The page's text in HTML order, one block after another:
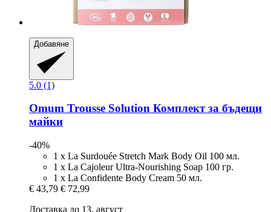
Добавяне
5.0 (1)
Omum Trousse Solution Комплект за бъдещи
майки
-40%
1 x La Surdouée Stretch Mark Body Oil 100 мл.
1 x La Cajoleur Ultra-Nourishing Soap 100 гр.
1 x La Confidente Body Cream 50 мл.
€ 43,79 € 72,99
Доставка до 13. август